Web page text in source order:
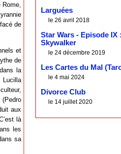
de
et
de
la
Lucilla
(Pedro
aux
là
les
sa
Larguées
le 26 avril 2018
Star Wars - Episode IX
Skywalker
le 24 décembre 2019
Les Cartes du Mal
le 4 mai 2024
Divorce Club
le 14 juillet 2020